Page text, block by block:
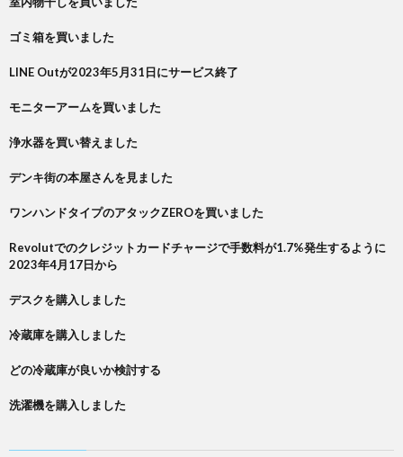
ゴミ箱を買いました
LINE Outが2023年5月31日にサービス終了
モニターアームを買いました
浄水器を買い替えました
デンキ街の本屋さんを見ました
ワンハンドタイプのアタックZEROを買いました
Revolutでのクレジットカードチャージで手数料が1.7%発生するように
2023年4月17日から
デスクを購入しました
冷蔵庫を購入しました
どの冷蔵庫が良いか検討する
洗濯機を購入しました